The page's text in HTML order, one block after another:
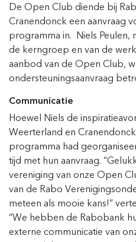
De Open Club diende bij
Cranendonck een aanvraag
programma in. Niels Peulen,
de kerngroep en van de
aanbod van de Open Club,
ondersteuningsaanvraag
Communicatie
Hoewel Niels de
Weerterland en
programma had
tijd met hun aanvraag.
vereniging van onze Open
van de Rabo
meteen als mooie kans!”
“We hebben de Rabobank
externe communicatie van